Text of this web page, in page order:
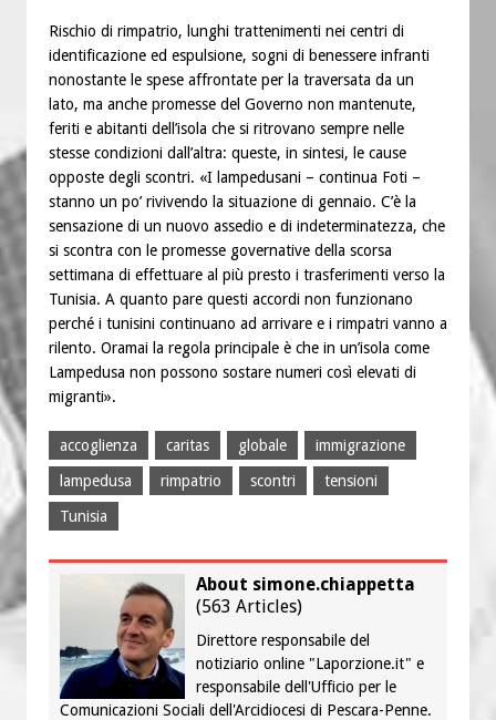
Rischio di rimpatrio, lunghi trattenimenti nei centri di
identificazione ed espulsione, sogni di benessere infranti
nonostante le spese affrontate per la traversata da un
lato, ma anche promesse del Governo non mantenute,
feriti e abitanti dell’isola che si ritrovano sempre nelle
stesse condizioni dall’altra: queste, in sintesi, le cause
opposte degli scontri. «I lampedusani – continua Foti –
stanno un po’ rivivendo la situazione di gennaio. C’è la
sensazione di un nuovo assedio e di indeterminatezza, che
si scontra con le promesse governative della scorsa
settimana di effettuare al più presto i trasferimenti verso la
Tunisia. A quanto pare questi accordi non funzionano
perché i tunisini continuano ad arrivare e i rimpatri vanno a
rilento. Oramai la regola principale è che in un’isola come
Lampedusa non possono sostare numeri così elevati di
migranti».
accoglienza caritas globale
immigrazione
lampedusa
rimpatrio scontri
tensioni
Tunisia
About simone.chiappetta
(563 Articles)
Direttore responsabile del
notiziario online "Laporzione.it" e
responsabile dell'Ufficio per le
Comunicazioni Sociali dell'Arcidiocesi di Pescara-Penne.